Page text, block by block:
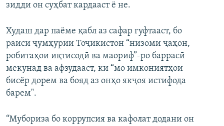
зидди он суҳбат кардааст ё не.
Худаш дар паёме қабл аз сафар гуфтааст, бо
раиси ҷумҳурии Тоҷикистон “низоми ҷаҳон,
робитаҳои иқтисодӣ ва маориф”-ро баррасӣ
мекунад ва афзудааст, ки “мо имкониятҳои
бисёр дорем ва бояд аз онҳо якҷоя истифода
барем".
“Мубориза бо коррупсия ва кафолат додани он